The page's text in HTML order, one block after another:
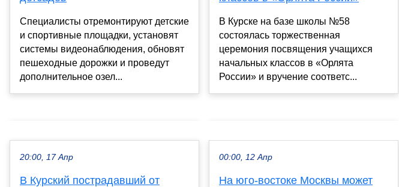
Специалисты отремонтируют детские
и спортивные площадки, установят
системы видеонаблюдения, обновят
пешеходные дорожки и проведут
дополнительное озел...
В Курске на базе школы №58
состоялась торжественная
церемония посвящения учащихся
начальных классов в «Орлята
России» и вручение соответс...
20:00, 17 Апр
В Курский пострадавший от
00:00, 12 Апр
На юго-востоке Москвы может